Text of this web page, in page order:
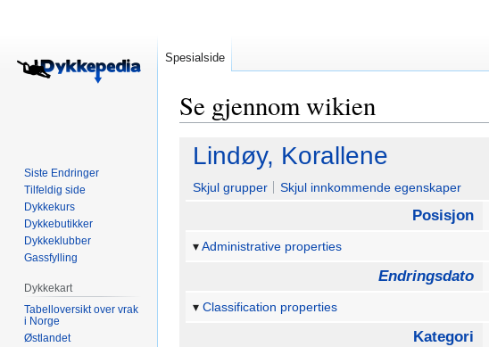
Se gjennom wikien
Hopp
navigering
Hopp
søk
Lindøy, Korallene
Skjul grupper Skjul innkommende egenskaper
Posisjon
Administrative properties
Endringsdato
Classification properties
Kategori
Spesialside
Siste Endringer
Tilfeldig side
Dykkekurs
Dykkebutikker
Dykkeklubber
Gassfylling
Dykkekart
Tabelloversikt over vrak
i Norge
Østlandet